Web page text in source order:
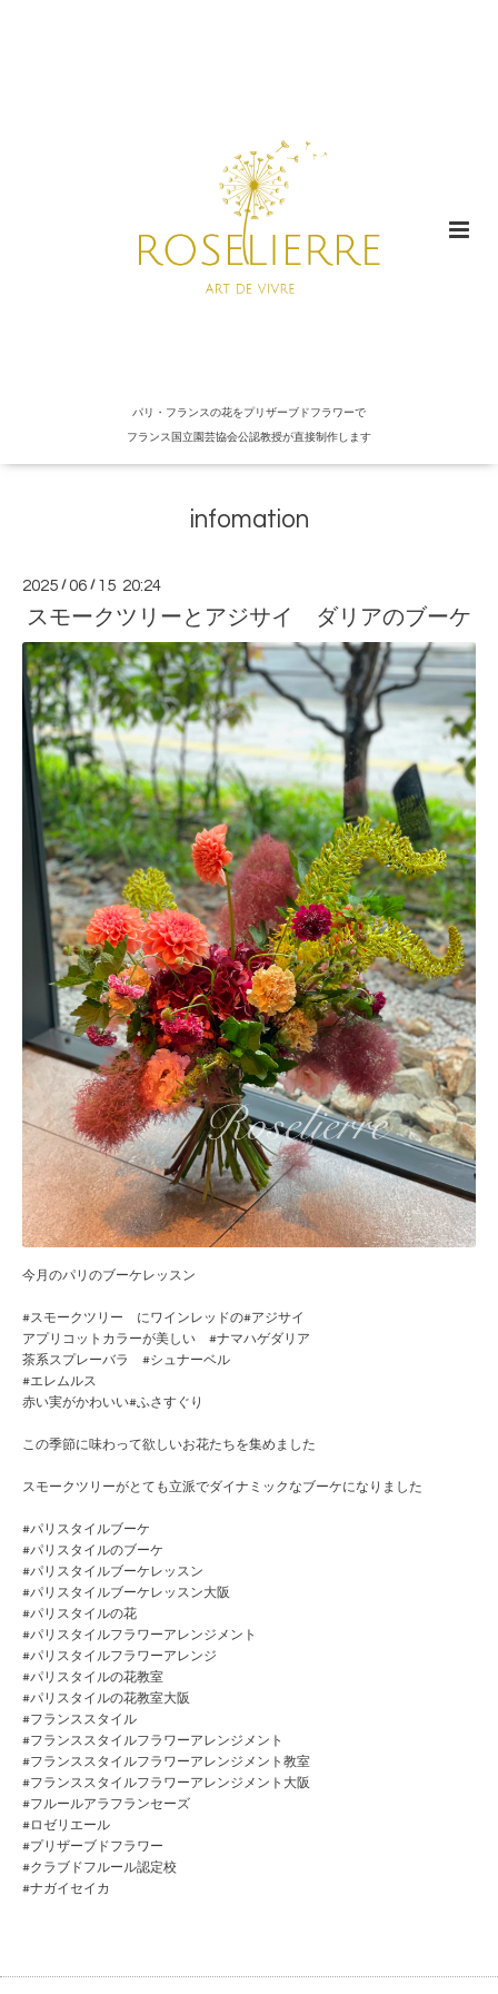
パリ・フランスの花をプリザーブドフラワーで
フランス国立園芸協会公認教授が直接制作します
infomation
2025 /06 / 15 20:24
スモークツリーとアジサイ ダリアのブーケ
今月のパリのブーケレッスン
#スモークツリー にワインレッドの#アジサイ
アプリコットカラーが美しい #ナマハゲダリア
茶系スプレーバラ #シュナーベル
#エレムルス
赤い実がかわいい#ふさすぐり
この季節に味わって欲しいお花たちを集めました
スモークツリーがとても立派でダイナミックなブーケになりました
#パリスタイルブーケ
#パリスタイルのブーケ
#パリスタイルブーケレッスン
#パリスタイルブーケレッスン大阪
#パリスタイルの花
#パリスタイルフラワーアレンジメント
#パリスタイルフラワーアレンジ
#パリスタイルの花教室
#パリスタイルの花教室大阪
#フランススタイル
#フランススタイルフラワーアレンジメント
#フランススタイルフラワーアレンジメント教室
#フランススタイルフラワーアレンジメント大阪
#フルールアラフランセーズ
#ロゼリエール
#プリザーブドフラワー
#クラブドフルール認定校
#ナガイセイカ